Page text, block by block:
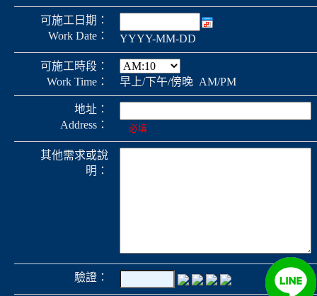
可施工日期：
Work Date：
YYYY-MM-DD
可施工時段：
Work Time：
早上/下午/傍晚 AM/PM
地址：
Address：
必填
其他需求或說
明：
驗證：